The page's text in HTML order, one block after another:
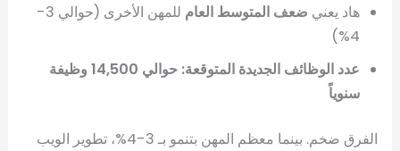
هاد يعني ضعف المتوسط العام
للمهن الأخرى (حوالي 3-
4%)
عدد الوظائف الجديدة المتوقعة: حوالي 14,500 وظيفة
سنوياً
الفرق ضخم. بينما معظم المهن بتنمو بـ 3-4%، تطوير الويب